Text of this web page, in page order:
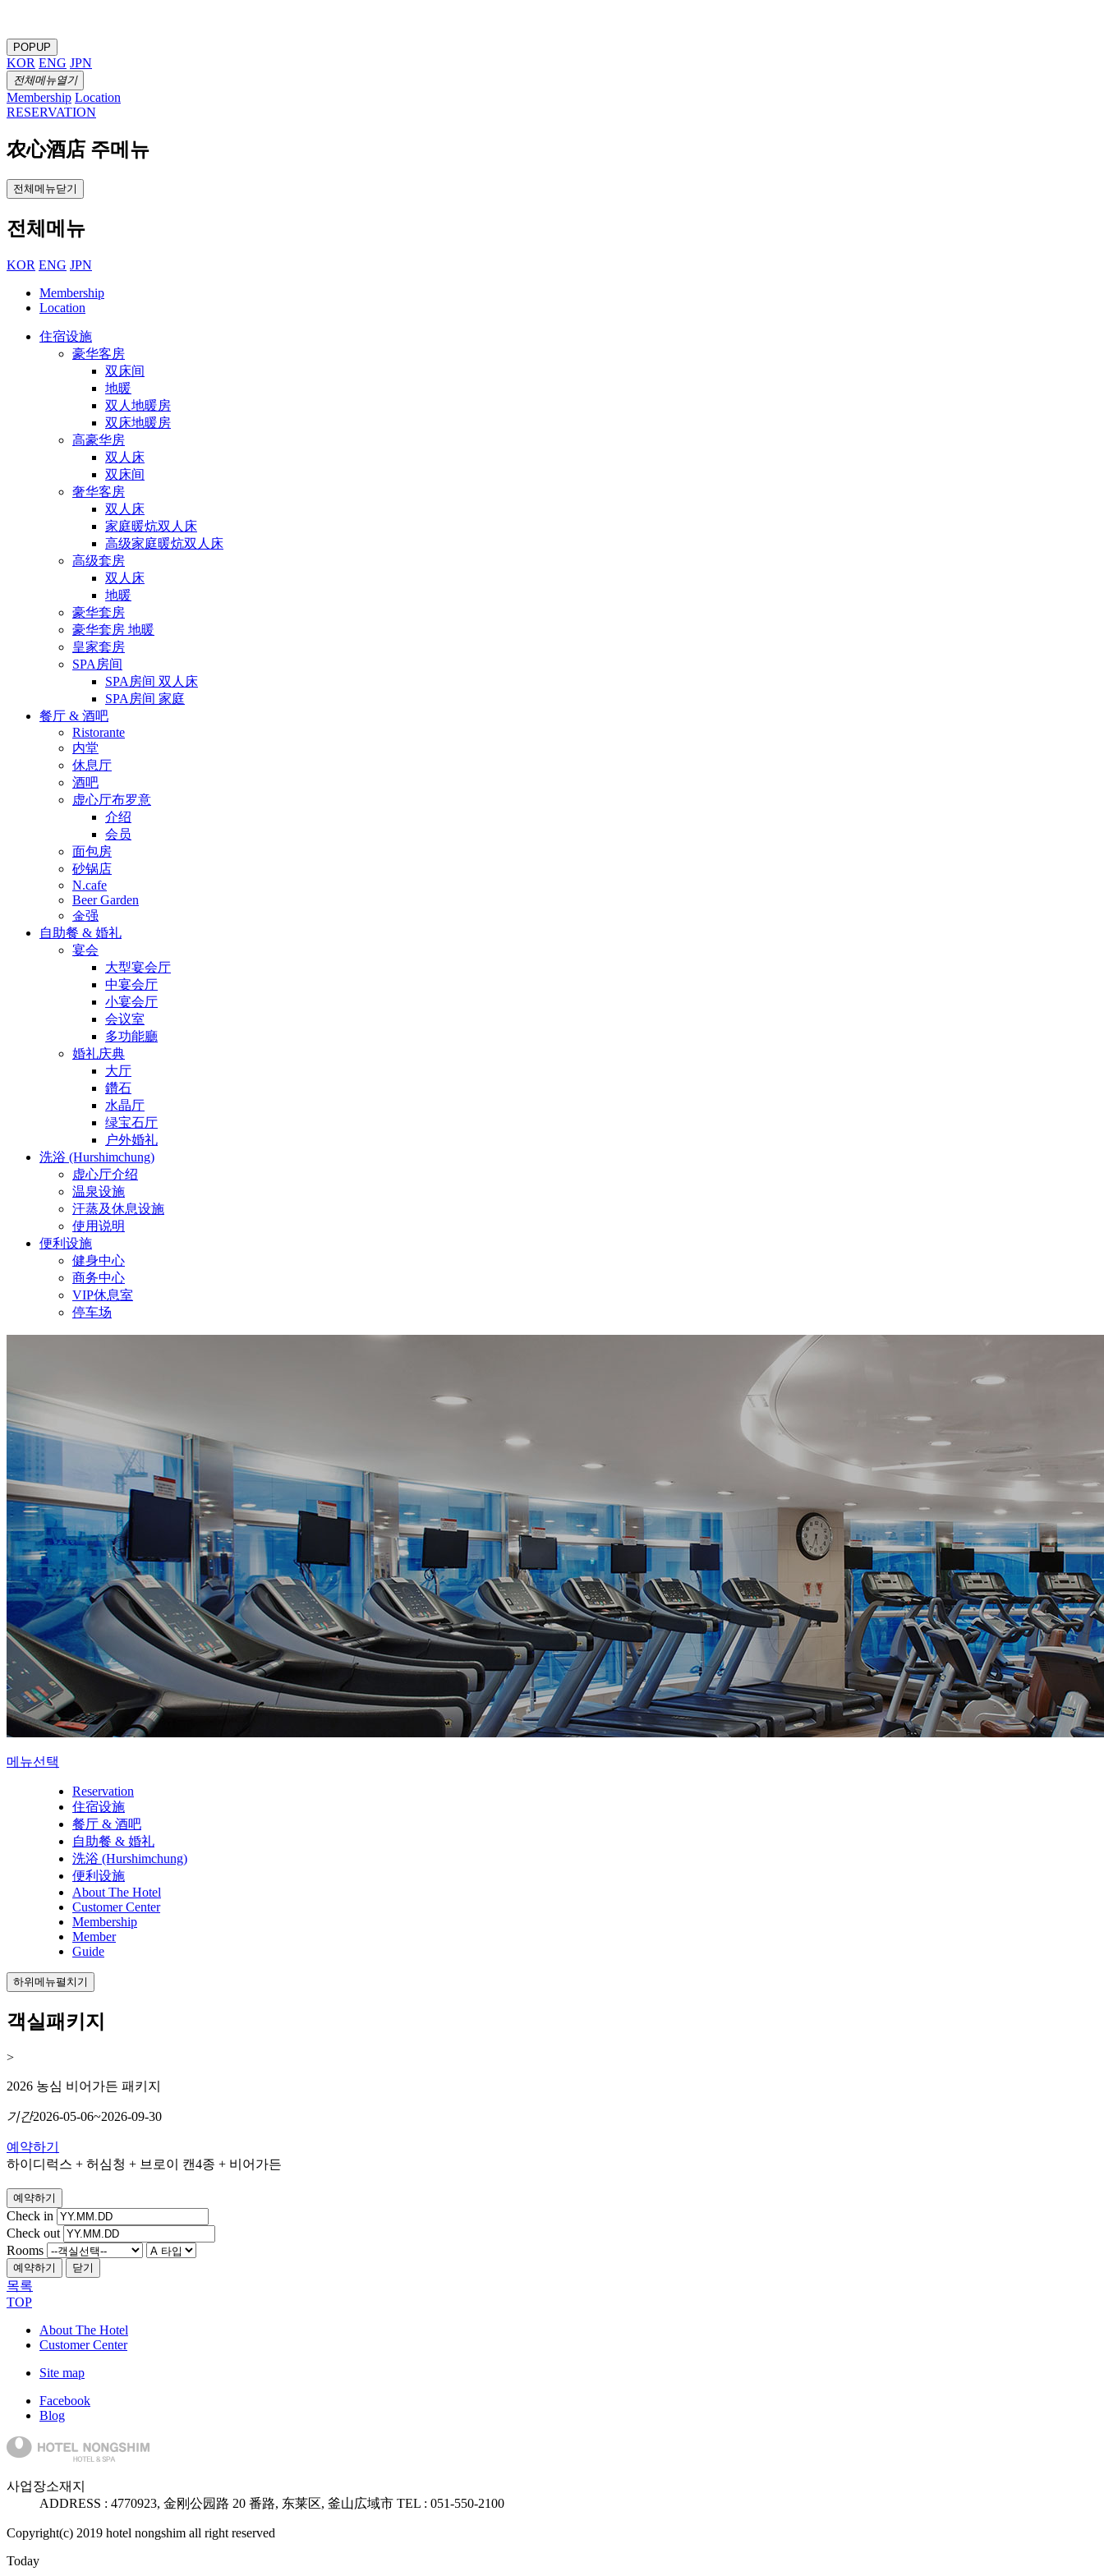
POPUP
KOR ENG JPN
전체메뉴열기
Membership Location
RESERVATION
农心酒店 주메뉴
전체메뉴닫기
전체메뉴
KOR ENG JPN
Membership
Location
住宿设施
豪华客房
双床间
地暖
双人地暖房
双床地暖房
高豪华房
双人床
双床间
奢华客房
双人床
家庭暖炕双人床
高级家庭暖炕双人床
高级套房
双人床
地暖
豪华套房
豪华套房 地暖
皇家套房
SPA房间
SPA房间 双人床
SPA房间 家庭
餐厅 & 酒吧
Ristorante
内堂
休息厅
酒吧
虚心厅布罗意
介绍
会员
面包房
砂锅店
N.cafe
Beer Garden
金强
自助餐 & 婚礼
宴会
大型宴会厅
中宴会厅
小宴会厅
会议室
多功能廳
婚礼庆典
大厅
鑽石
水晶厅
绿宝石厅
户外婚礼
洗浴 (Hurshimchung)
虚心厅介绍
温泉设施
汗蒸及休息设施
使用说明
便利设施
健身中心
商务中心
VIP休息室
停车场
메뉴선택
Reservation
住宿设施
餐厅 & 酒吧
自助餐 & 婚礼
洗浴 (Hurshimchung)
便利设施
About The Hotel
Customer Center
Membership
Member
Guide
하위메뉴펼치기
객실패키지
>
2026 농심 비어가든 패키지
기간2026-05-06~2026-09-30
예약하기
하이디럭스 + 허심청 + 브로이 캔4종 + 비어가든
예약하기
Check in
Check out
Rooms
예약하기 닫기
목록
TOP
About The Hotel
Customer Center
Site map
Facebook
Blog
사업장소재지
ADDRESS : 4770923, 金刚公园路 20 番路, 东莱区, 釜山広域市 TEL : 051-550-2100
Copyright(c) 2019 hotel nongshim all right reserved
Today